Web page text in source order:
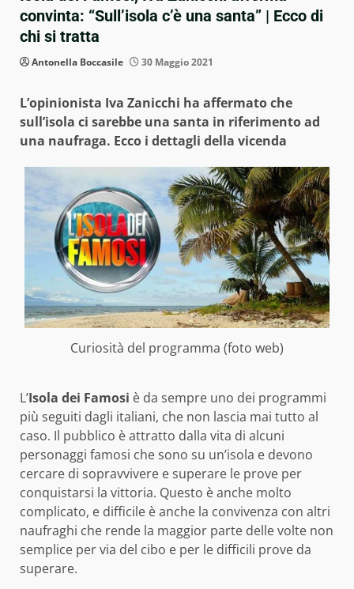
convinta: “Sull’isola c’è una santa” | Ecco di
chi si tratta
Antonella Boccasile 30 Maggio 2021
L’opinionista Iva Zanicchi ha affermato che
sull’isola ci sarebbe una santa in riferimento ad
una naufraga. Ecco i dettagli della vicenda
Curiosità del programma (foto web)
L’Isola dei Famosi è da sempre uno dei programmi
più seguiti dagli italiani, che non lascia mai tutto al
caso. Il pubblico è attratto dalla vita di alcuni
personaggi famosi che sono su un’isola e devono
cercare di sopravvivere e superare le prove per
conquistarsi la vittoria. Questo è anche molto
complicato, e difficile è anche la convivenza con altri
naufraghi che rende la maggior parte delle volte non
semplice per via del cibo e per le difficili prove da
superare.